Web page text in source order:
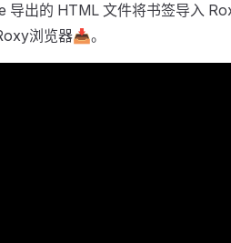
导出的 HTML 文件将书签导入
浏览器📥。